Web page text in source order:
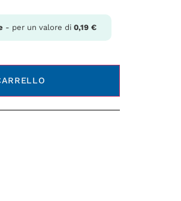
- per un valore di 0,19 €